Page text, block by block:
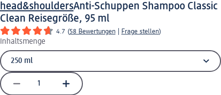
head&shouldersAnti-Schuppen Shampoo Classic
Clean Reisegröße, 95 ml
4.7 (58 Bewertungen Frage stellen)
Inhaltsmenge